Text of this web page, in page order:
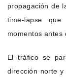
propagación de
time-lapse
momentos antes
El tráfico se
dirección norte